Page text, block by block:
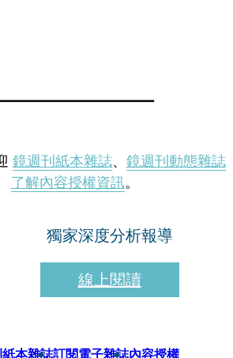
鏡週刊紙本雜誌、 鏡週刊動態雜誌
了解內容授權資訊。
獨家深度分析報導
線上閱讀
本雜誌訂閱電子雜誌內容授權